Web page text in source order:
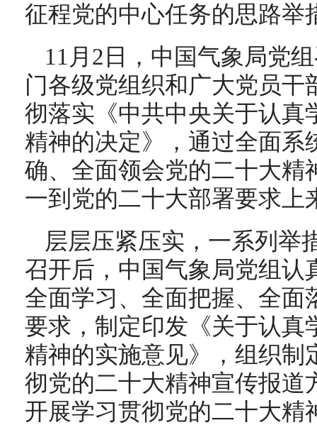
征程党的中心任务的思路举
11月2日，中国气象局党
门各级党组织和广大党员干
彻落实《中共中央关于认真
精神的决定》，通过全面系
确、全面领会党的二十大精
一到党的二十大部署要求上
层层压紧压实，一系列举
召开后，中国气象局党组认
全面学习、全面把握、全面
要求，制定印发《关于认真
精神的实施意见》，组织制
彻党的二十大精神宣传报道
开展学习贯彻党的二十大精